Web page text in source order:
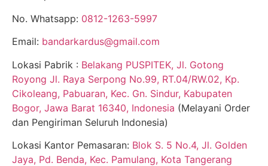
No. Whatsapp: 0812-1263-5997
Email: bandarkardus@gmail.com
Lokasi Pabrik : Belakang PUSPITEK, Jl. Gotong
Royong Jl. Raya Serpong No.99, RT.04/RW.02, Kp.
Cikoleang, Pabuaran, Kec. Gn. Sindur, Kabupaten
Bogor, Jawa Barat 16340, Indonesia (Melayani Order
dan Pengiriman Seluruh Indonesia)
Lokasi Kantor Pemasaran: Blok S. 5 No.4, Jl. Golden
Jaya, Pd. Benda, Kec. Pamulang, Kota Tangerang